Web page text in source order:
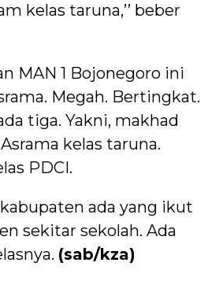
kelas taruna,’’ beber
MAN 1 Bojonegoro ini
Megah. Bertingkat.
tiga. Yakni, makhad
kelas taruna.
PDCI.
kabupaten ada yang ikut
sekitar sekolah. Ada
(sab/kza)